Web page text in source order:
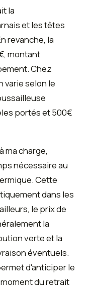
la
et les têtes
revanche, la
montant
Chez
varie selon le
portés et 500€
ma charge,
nécessaire au
Cette
dans les
le prix de
la
verte et la
éventuels.
d'anticiper le
du retrait